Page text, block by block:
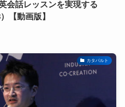
会話レッスンを実現する
【動画版】
カタパルト